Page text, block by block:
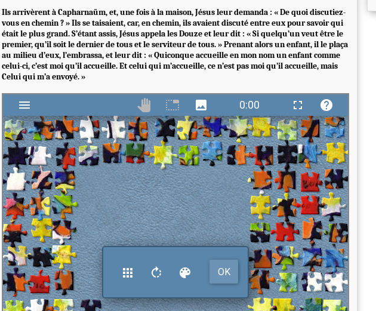
Ils arrivèrent à Capharnaüm, et, une fois à la maison, Jésus leur demanda : « De quoi discutiez-
vous en chemin ? » Ils se taisaient, car, en chemin, ils avaient discuté entre eux pour savoir qui
était le plus grand. S’étant assis, Jésus appela les Douze et leur dit : « Si quelqu’un veut être le
premier, qu’il soit le dernier de tous et le serviteur de tous. » Prenant alors un enfant, il le plaça
au milieu d’eux, l’embrassa, et leur dit : « Quiconque accueille en mon nom un enfant comme
celui-ci, c’est moi qu’il accueille. Et celui qui m’accueille, ce n’est pas moi qu’il accueille, mais
Celui qui m’a envoyé. »